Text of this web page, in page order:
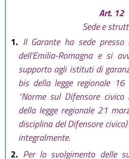
Art. 12
Sede e
1. Il Garante ha sede presso
dell'Emilia-Romagna e si
supporto agli istituti di
bis della legge regionale
"Norme sul Difensore civico
della legge regionale 21
disciplina del Difensore
integralmente.
2. Per lo svolgimento delle